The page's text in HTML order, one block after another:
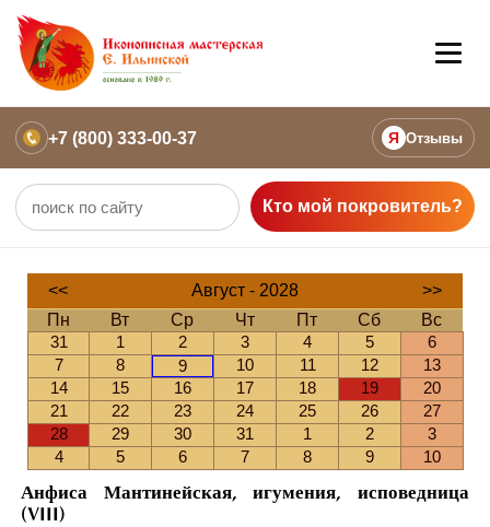
+7 (800) 333-00-37 Я Отзывы
Кто мой покровитель?
<< Август - 2028
>>
Пн
Вт Ср Чт Пт Сб
Вс
31
1 2 3 4 5
6
7
8 9 10 11 12
13
14
15 16 17 18 19
20
21
22 23 24 25 26
27
28
29 30 31 1 2
3
4
5 6 7 8 9 10
Анфиса Мантинейская, игумения, исповедница
(VIII)